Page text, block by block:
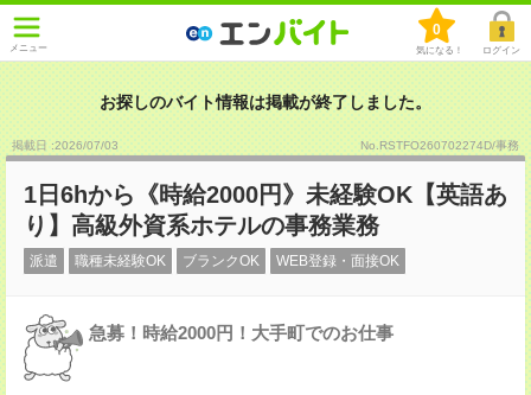
メニュー
0
気になる！ ログイン
お探しのバイト情報は掲載が終了しました。
掲載日 :2026/07/03 No.RSTFO260702274D/事務
1日6hから《時給2000円》未経験OK【英語あ
り】高級外資系ホテルの事務業務
派遣 職種未経験OK ブランクOK WEB登録・面接OK
急募！時給2000円！大手町でのお仕事